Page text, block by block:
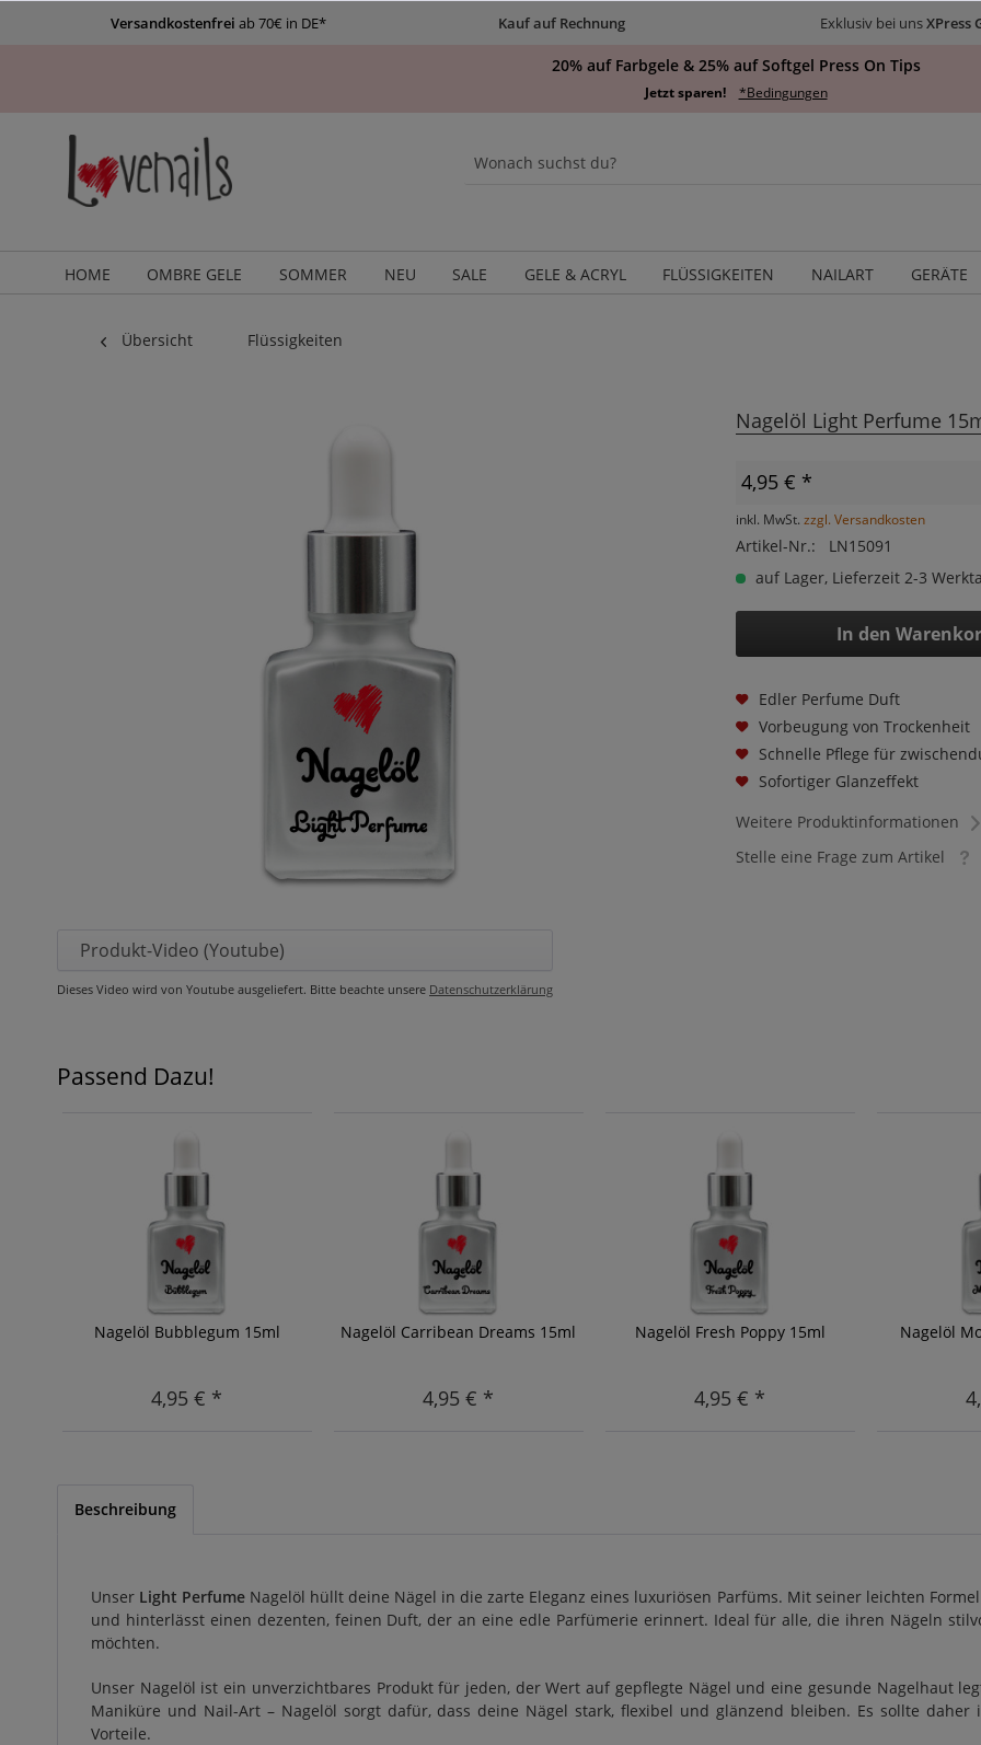
Versandkostenfrei ab 70€ in DE* Kauf auf Rechnung Exklusiv bei unsXPress
20% auf Farbgele & 25% auf Softgel Press On Tips
Jetzt sparen! *Bedingungen
HOME OMBRE GELE SOMMER NEU SALE GELE & ACRYL FLÜSSIGKEITEN NAILART GERÄTE
Übersicht Flüssigkeiten
Produkt-Video (Youtube)
Dieses Video wird von Youtube ausgeliefert. Bitte beachte unsere Datenschutzerklärung
Nagelöl Light Perfume
4,95 € *
inkl. MwSt. zzgl. Versandkosten
Artikel-Nr.:
LN15091
auf Lager, Lieferzeit 2-3
In den
Edler Perfume Duft
Vorbeugung von Trockenheit
Schnelle Pflege für
Sofortiger Glanzeffekt
Weitere Produktinformationen
Stelle eine Frage zum Artikel
Passend Dazu!
Nagelöl Bubblegum 15ml
4,95 € *
Nagelöl Carribean Dreams 15ml
4,95 € *
Nagelöl Fresh Poppy 15ml
4,95 € *
Nagelöl
Beschreibung
Unser Light Perfume Nagelöl hüllt deine Nägel in die zarte Eleganz eines luxuriösen Parfüms. Mit seiner leichten
und hinterlässt einen dezenten, feinen Duft, der an eine edle Parfümerie erinnert. Ideal für alle, die ihren Nägeln
möchten.
Unser Nagelöl ist ein unverzichtbares Produkt für jeden, der Wert auf gepflegte Nägel und eine gesunde Nagelhaut
Maniküre und Nail-Art – Nagelöl sorgt dafür, dass deine Nägel stark, flexibel und glänzend bleiben. Es sollte
Vorteile.